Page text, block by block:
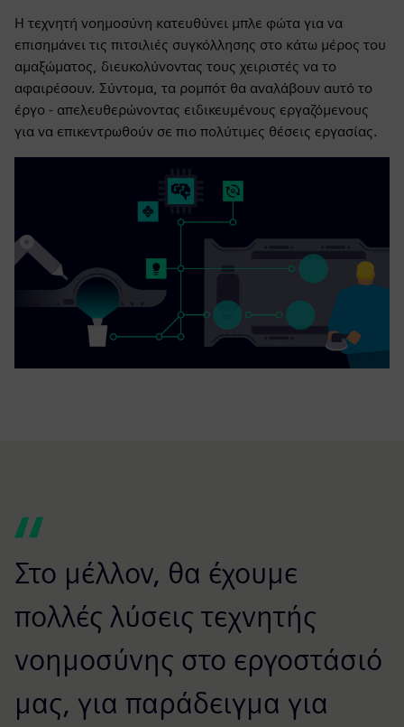
Η τεχνητή νοημοσύνη κατευθύνει μπλε φώτα για να
επισημάνει τις πιτσιλιές συγκόλλησης στο κάτω μέρος του
αμαξώματος, διευκολύνοντας τους χειριστές να το
αφαιρέσουν. Σύντομα, τα ρομπότ θα αναλάβουν αυτό το
έργο - απελευθερώνοντας ειδικευμένους εργαζόμενους
για να επικεντρωθούν σε πιο πολύτιμες θέσεις εργασίας.
Στο μέλλον, θα έχουμε
πολλές λύσεις τεχνητής
νοημοσύνης στο εργοστάσιό
μας, για παράδειγμα για